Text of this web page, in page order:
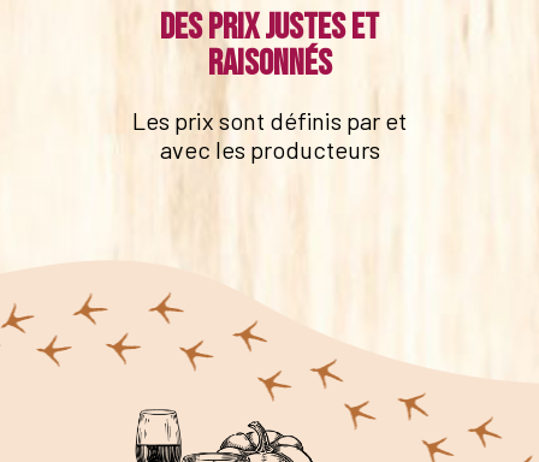
Des prix justes et
raisonnés
Les prix sont définis par et
avec les producteurs